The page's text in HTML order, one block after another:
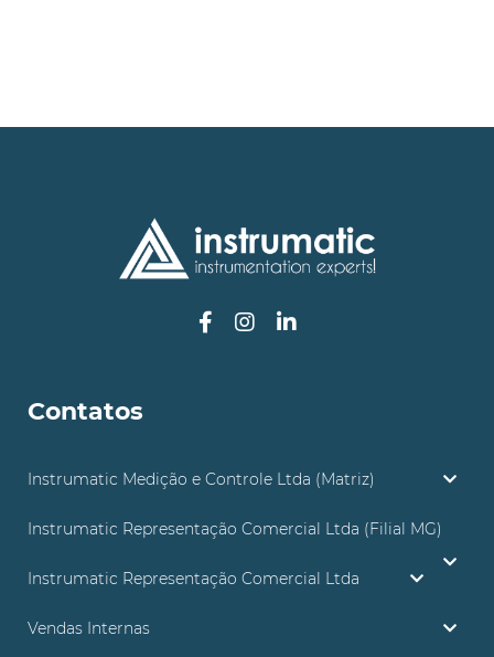
Contatos
Instrumatic Medição e Controle Ltda (Matriz)
Instrumatic Representação Comercial Ltda (Filial MG)
Instrumatic Representação Comercial Ltda
Vendas Internas